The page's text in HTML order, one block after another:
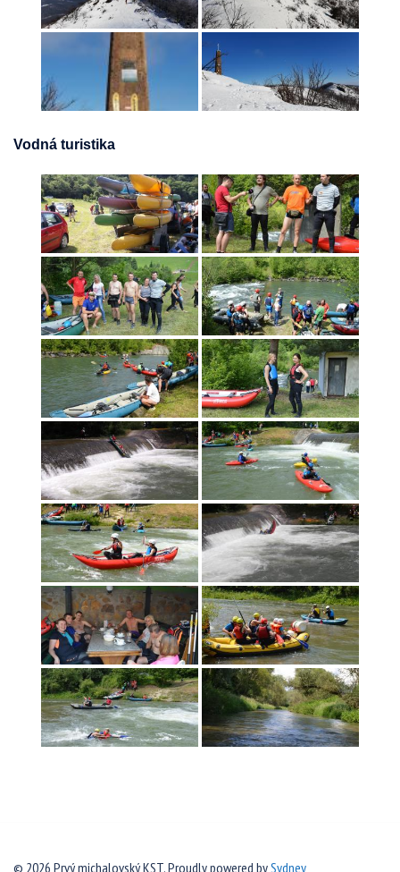
Vodná turistika
© 2026 Prvý michalovský KST. Proudly powered bySydney